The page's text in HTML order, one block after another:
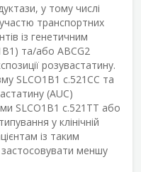
у тому числі
транспортних
із генетичним
та/або ABCG2
розувастатину.
SLCO1B1 с.521СС та
(AUC)
SLCO1B1 с.521ТТ або
у клінічній
із таким
меншу